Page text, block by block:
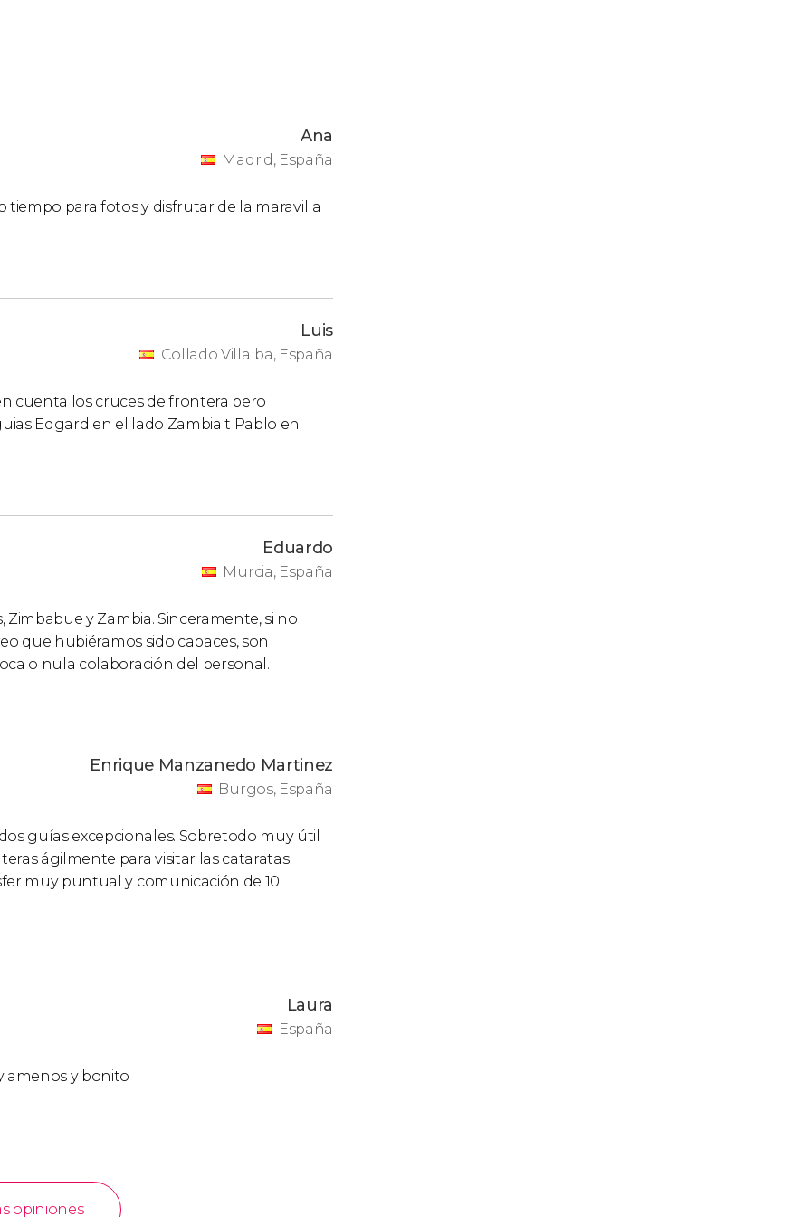
Ana
Madrid, España
tiempo para fotos y disfrutar de la maravilla
Luis
Collado Villalba, España
cuenta los cruces de frontera pero
Edgard en el lado Zambia t Pablo en
Eduardo
Murcia, España
Zimbabue y Zambia. Sinceramente, si no
que hubiéramos sido capaces, son
o nula colaboración del personal.
Enrique Manzanedo Martinez
Burgos, España
guías excepcionales. Sobretodo muy útil
ágilmente para visitar las cataratas
muy puntual y comunicación de 10.
Laura
España
amenos y bonito
opiniones